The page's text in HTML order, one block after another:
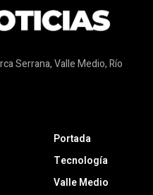
Serrana, Valle Medio, Río
Portada
Tecnología
Valle Medio